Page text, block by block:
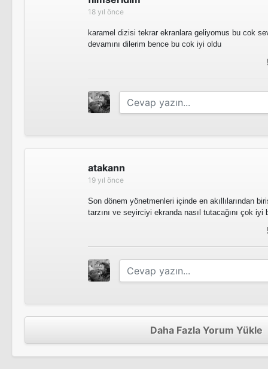
Can Dostum
Yasemince
Ruhsar
Tv Dizisi
18 yıl önce
karamel dizisi tekrar ekranlara geliyomus bu cok
devamını dilerim bence bu cok iyi oldu
atakann
19 yıl önce
Son dönem yönetmenleri içinde en akıllılarından
tarzını ve seyirciyi ekranda nasıl tutacağını çok iyi
Daha Fazla Yorum Yükle